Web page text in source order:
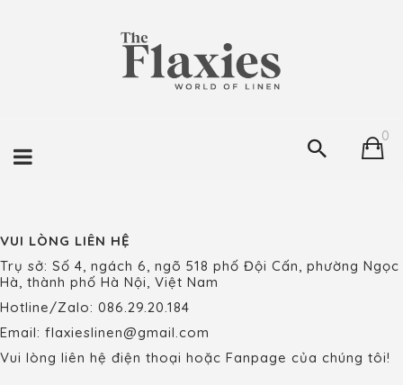
0
VUI LÒNG LIÊN HỆ
Trụ sở: Số 4, ngách 6, ngõ 518 phố Đội Cấn, phường Ngọc
Hà, thành phố Hà Nội, Việt Nam
Hotline/Zalo: 086.29.20.184
Email: flaxieslinen@gmail.com
Vui lòng liên hệ điện thoại hoặc Fanpage của chúng tôi!